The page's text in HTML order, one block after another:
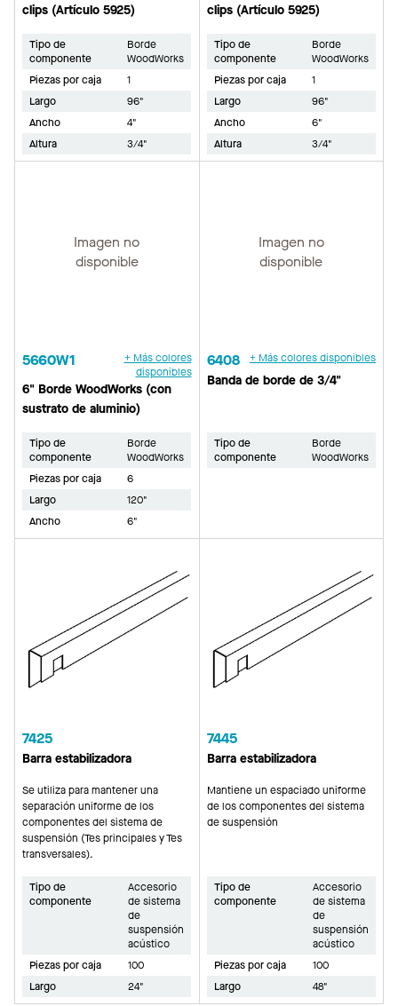
clips (Artículo 5925)
Tipo de
componente
Borde
WoodWorks
Piezas por caja
1
Largo
96"
Ancho
4"
Altura
3/4"
clips (Artículo 5925)
Tipo de
componente
Borde
WoodWorks
Piezas por caja
1
Largo
96"
Ancho
6"
Altura
3/4"
Imagen no
disponible
5660W1
+ Más colores
disponibles
6" Borde WoodWorks (con
sustrato de aluminio)
Tipo de
componente
Borde
WoodWorks
Piezas por caja
6
Largo
120"
Ancho
6"
Imagen no
disponible
6408 + Más colores disponibles
Banda de borde de 3/4"
Tipo de
componente
Borde
WoodWorks
7425
Barra estabilizadora
Se utiliza para mantener una
separación uniforme de los
componentes del sistema de
suspensión (Tes principales y Tes
transversales).
Tipo de
componente
Accesorio
de sistema
de
suspensión
acústico
Piezas por caja
100
Largo
24"
7445
Barra estabilizadora
Mantiene un espaciado uniforme
de los componentes del sistema
de suspensión
Tipo de
componente
Accesorio
de sistema
de
suspensión
acústico
Piezas por caja
100
Largo
48"